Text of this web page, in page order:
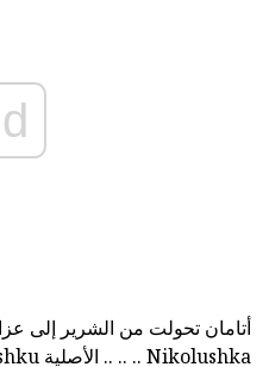
أتامان تحولت من الشرير إلى